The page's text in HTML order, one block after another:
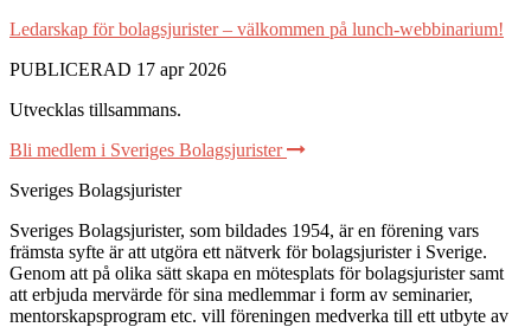
Ledarskap för bolagsjurister – välkommen på lunch-webbinarium!
PUBLICERAD 17 apr 2026
Utvecklas tillsammans.
Bli medlem i Sveriges Bolagsjurister
Sveriges Bolagsjurister
Sveriges Bolagsjurister, som bildades 1954, är en förening vars
främsta syfte är att utgöra ett nätverk för bolagsjurister i Sverige.
Genom att på olika sätt skapa en mötesplats för bolagsjurister samt
att erbjuda mervärde för sina medlemmar i form av seminarier,
mentorskapsprogram etc. vill föreningen medverka till ett utbyte av